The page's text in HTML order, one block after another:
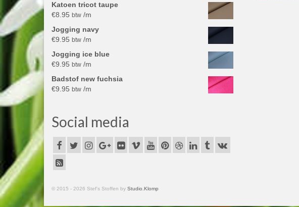
Katoen tricot taupe
€8.95 btw /m
Jogging navy
€9.95 btw /m
Jogging ice blue
€9.95 btw /m
Badstof new fuchsia
€9.95 btw /m
Social media
© 2015 - 2026 Stef's Stoffen by Studio.Klomp